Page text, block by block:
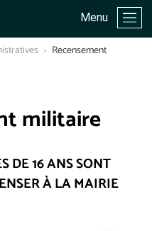
Menu
Recensement
militaire
DE 16 ANS SONT
À LA MAIRIE